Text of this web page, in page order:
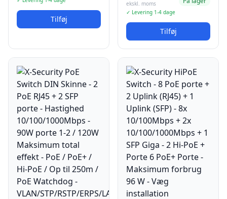
Tilføj
ekskl. moms
✓ Levering 1-4 dage
Tilføj